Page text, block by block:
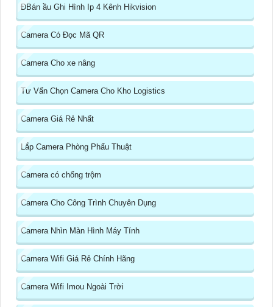
ĐBán ầu Ghi Hình Ip 4 Kênh Hikvision
Camera Có Đọc Mã QR
Camera Cho xe nâng
Tư Vấn Chọn Camera Cho Kho Logistics
Camera Giá Rẻ Nhất
Lắp Camera Phòng Phẩu Thuật
Camera có chống trộm
Camera Cho Công Trình Chuyên Dụng
Camera Nhìn Màn Hình Máy Tính
Camera Wifi Giá Rẻ Chính Hãng
Camera Wifi Imou Ngoài Trời